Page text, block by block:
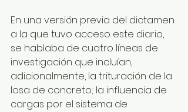
En una versión previa del dictamen
a la que tuvo acceso este diario,
se hablaba de cuatro líneas de
investigación que incluían,
adicionalmente, la trituración de la
losa de concreto; la influencia de
cargas por el sistema de